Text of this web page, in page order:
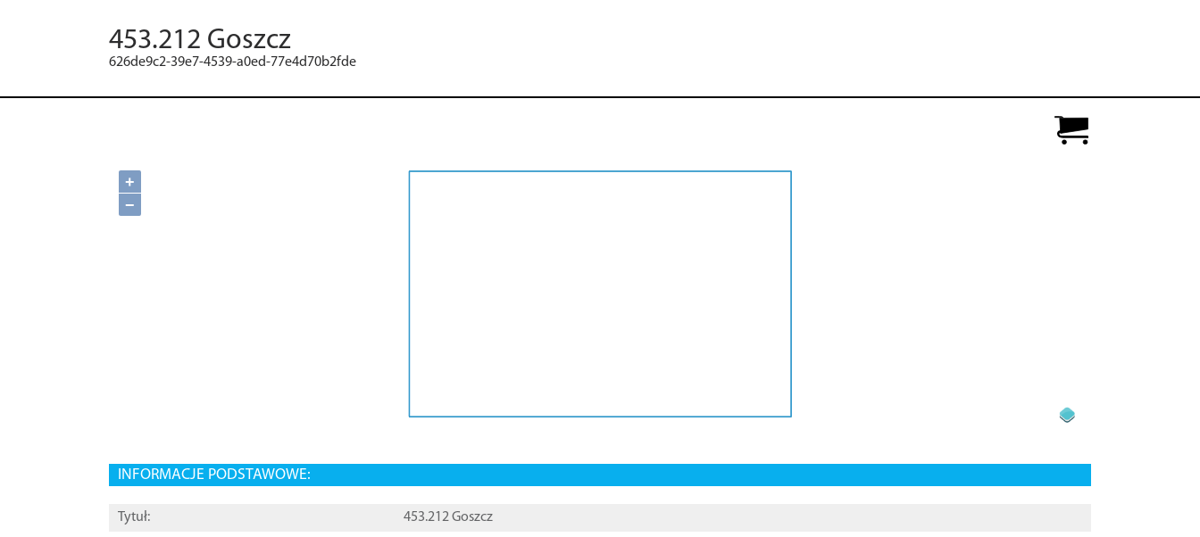
453.212 Goszcz
626de9c2-39e7-4539-a0ed-77e4d70b2fde
+
−
INFORMACJE PODSTAWOWE:
Tytuł:
453.212 Goszcz